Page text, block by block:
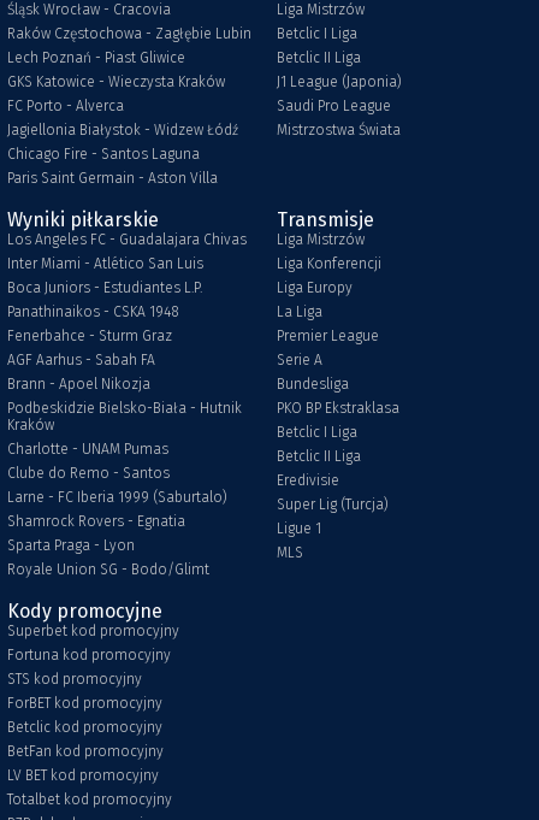
Śląsk Wrocław - Cracovia
Raków Częstochowa - Zagłębie Lubin
Lech Poznań - Piast Gliwice
GKS Katowice - Wieczysta Kraków
FC Porto - Alverca
Jagiellonia Białystok - Widzew Łódź
Chicago Fire - Santos Laguna
Paris Saint Germain - Aston Villa
Liga Mistrzów
Betclic I Liga
Betclic II Liga
J1 League (Japonia)
Saudi Pro League
Mistrzostwa Świata
Wyniki piłkarskie
Los Angeles FC - Guadalajara Chivas
Inter Miami - Atlético San Luis
Boca Juniors - Estudiantes L.P.
Panathinaikos - CSKA 1948
Fenerbahce - Sturm Graz
AGF Aarhus - Sabah FA
Brann - Apoel Nikozja
Podbeskidzie Bielsko-Biała - Hutnik
Kraków
Charlotte - UNAM Pumas
Clube do Remo - Santos
Larne - FC Iberia 1999 (Saburtalo)
Shamrock Rovers - Egnatia
Sparta Praga - Lyon
Royale Union SG - Bodo/Glimt
Transmisje
Liga Mistrzów
Liga Konferencji
Liga Europy
La Liga
Premier League
Serie A
Bundesliga
PKO BP Ekstraklasa
Betclic I Liga
Betclic II Liga
Eredivisie
Super Lig (Turcja)
Ligue 1
MLS
Kody promocyjne
Superbet kod promocyjny
Fortuna kod promocyjny
STS kod promocyjny
ForBET kod promocyjny
Betclic kod promocyjny
BetFan kod promocyjny
LV BET kod promocyjny
Totalbet kod promocyjny